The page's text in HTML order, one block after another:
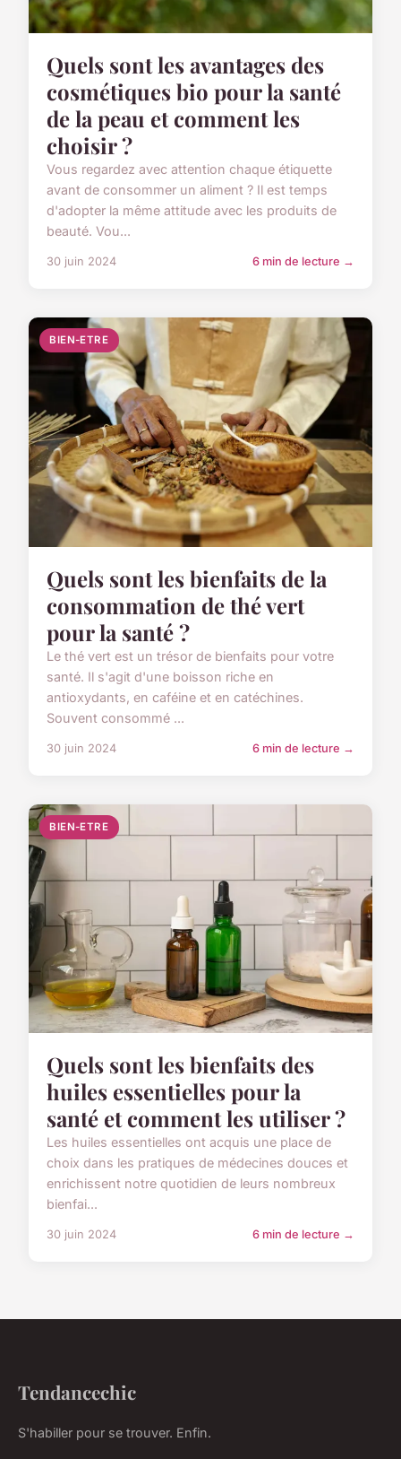
Quels sont les avantages des
cosmétiques bio pour la santé
de la peau et comment les
choisir ?
Vous regardez avec attention chaque étiquette
avant de consommer un aliment ? Il est temps
d'adopter la même attitude avec les produits de
beauté. Vou...
30 juin 2024 6 min de lecture →
BIEN-ETRE
Quels sont les bienfaits de la
consommation de thé vert
pour la santé ?
Le thé vert est un trésor de bienfaits pour votre
santé. Il s'agit d'une boisson riche en
antioxydants, en caféine et en catéchines.
Souvent consommé ...
30 juin 2024 6 min de lecture →
BIEN-ETRE
Quels sont les bienfaits des
huiles essentielles pour la
santé et comment les utiliser ?
Les huiles essentielles ont acquis une place de
choix dans les pratiques de médecines douces et
enrichissent notre quotidien de leurs nombreux
bienfai...
30 juin 2024 6 min de lecture →
Tendancechic
S'habiller pour se trouver. Enfin.